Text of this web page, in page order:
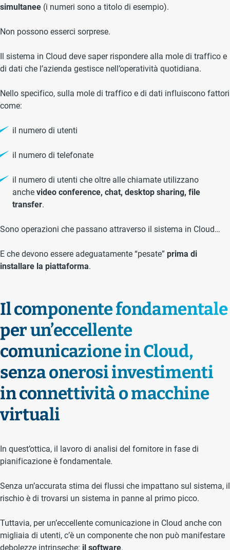
simultanee (i numeri sono a titolo di esempio).
Non possono esserci sorprese.
Il sistema in Cloud deve saper rispondere alla mole di traffico e
di dati che l’azienda gestisce nell’operatività quotidiana.
Nello specifico, sulla mole di traffico e di dati influiscono fattori
come:
il numero di utenti
il numero di telefonate
il numero di utenti che oltre alle chiamate utilizzano
anche video conference, chat, desktop sharing, file
transfer.
Sono operazioni che passano attraverso il sistema in Cloud…
E che devono essere adeguatamente “pesate” prima di
installare la piattaforma.
Il componente fondamentale
per un’eccellente
comunicazione in Cloud,
senza onerosi investimenti
in connettività o macchine
virtuali
In quest’ottica, il lavoro di analisi del fornitore in fase di
pianificazione è fondamentale.
Senza un’accurata stima dei flussi che impattano sul sistema, il
rischio è di trovarsi un sistema in panne al primo picco.
Tuttavia, per un’eccellente comunicazione in Cloud anche con
migliaia di utenti, c’è un componente che non può manifestare
debolezze intrinseche: il software.